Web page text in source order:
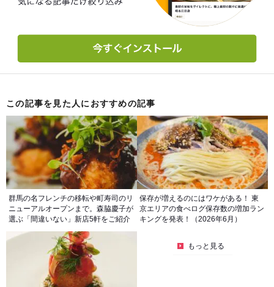
この記事を見た人におすすめの記事
群馬の名フレンチの移転や町寿司のリ
ニューアルオープンまで。森脇慶子が
選ぶ「間違いない」新店5軒をご紹介
保存が増えるのにはワケがある！ 東
京エリアの食べログ保存数の増加ラン
キングを発表！（2026年6月）
もっと見る